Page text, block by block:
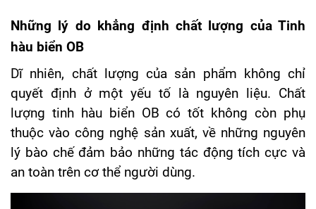
Những lý do khẳng định chất lượng của Tinh
hàu biển OB
Dĩ nhiên, chất lượng của sản phẩm không chỉ
quyết định ở một yếu tố là nguyên liệu. Chất
lượng tinh hàu biển OB có tốt không còn phụ
thuộc vào công nghệ sản xuất, về những nguyên
lý bào chế đảm bảo những tác động tích cực và
an toàn trên cơ thể người dùng.